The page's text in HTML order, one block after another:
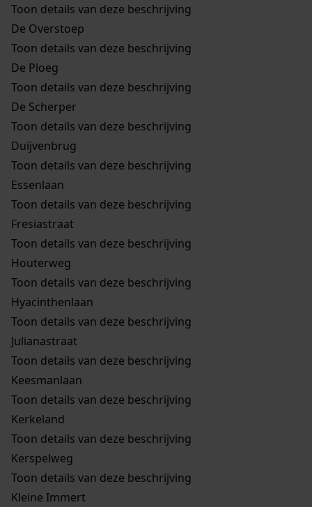
Toon details van deze beschrijving
De Overstoep
Toon details van deze beschrijving
De Ploeg
Toon details van deze beschrijving
De Scherper
Toon details van deze beschrijving
Duijvenbrug
Toon details van deze beschrijving
Essenlaan
Toon details van deze beschrijving
Fresiastraat
Toon details van deze beschrijving
Houterweg
Toon details van deze beschrijving
Hyacinthenlaan
Toon details van deze beschrijving
Julianastraat
Toon details van deze beschrijving
Keesmanlaan
Toon details van deze beschrijving
Kerkeland
Toon details van deze beschrijving
Kerspelweg
Toon details van deze beschrijving
Kleine Immert